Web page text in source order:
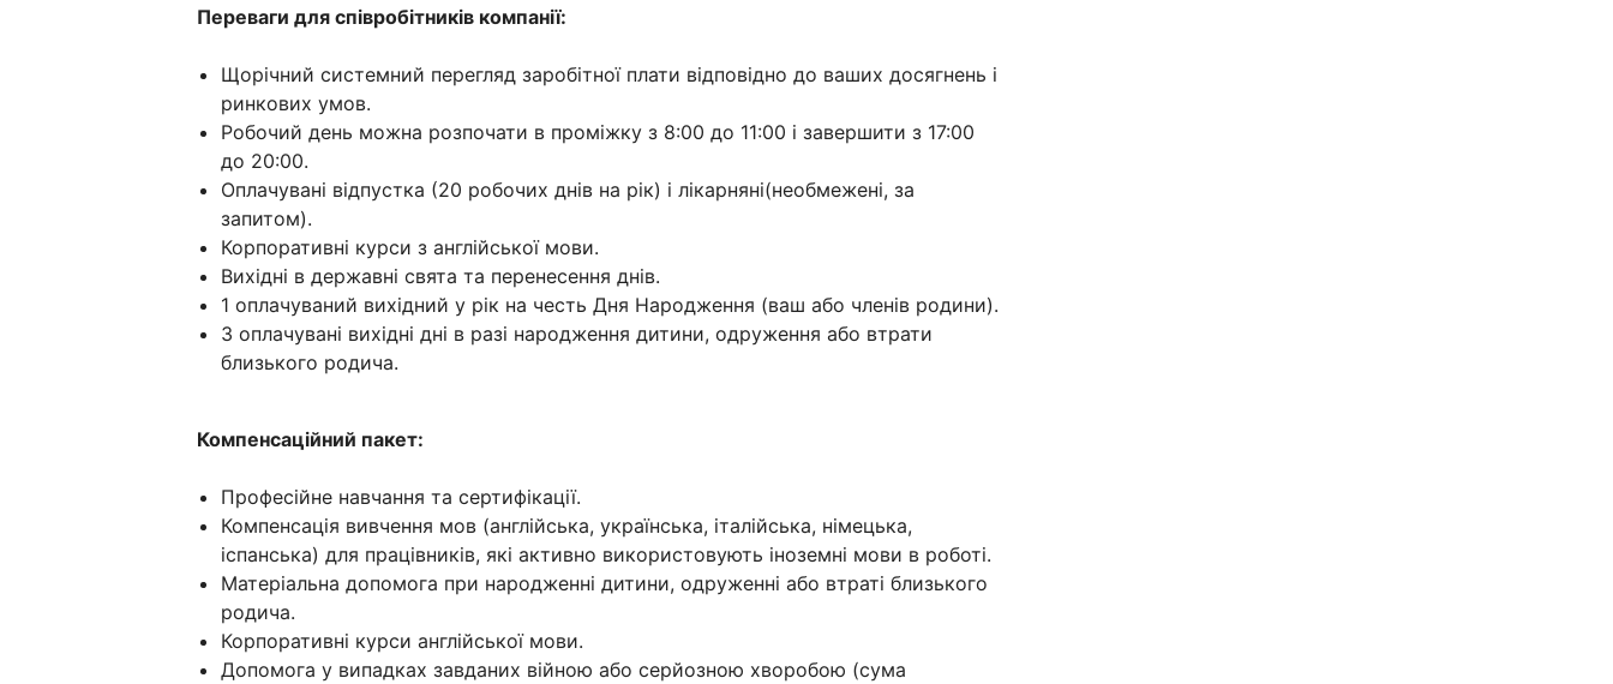
Переваги для співробітників компанії:
Щорічний системний перегляд заробітної плати відповідно до ваших досягнень і
ринкових умов.
Робочий день можна розпочати в проміжку з 8:00 до 11:00 і завершити з 17:00
до 20:00.
Оплачувані відпустка (20 робочих днів на рік) і лікарняні(необмежені, за
запитом).
Корпоративні курси з англійської мови.
Вихідні в державні свята та перенесення днів.
1 оплачуваний вихідний у рік на честь Дня Народження (ваш або членів родини).
3 оплачувані вихідні дні в разі народження дитини, одруження або втрати
близького родича.
Компенсаційний пакет:
Професійне навчання та сертифікації.
Компенсація вивчення мов (англійська, українська, італійська, німецька,
іспанська) для працівників, які активно використовують іноземні мови в роботі.
Матеріальна допомога при народженні дитини, одруженні або втраті близького
родича.
Корпоративні курси англійської мови.
Допомога у випадках завданих війною або серйозною хворобою (сума